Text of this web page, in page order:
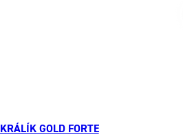
KRÁLÍK GOLD FORTE